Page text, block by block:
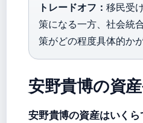
トレードオフ： 移民受
策になる一方、社会統
策がどの程度具体的か
安野貴博の資
安野貴博の資産はいくら